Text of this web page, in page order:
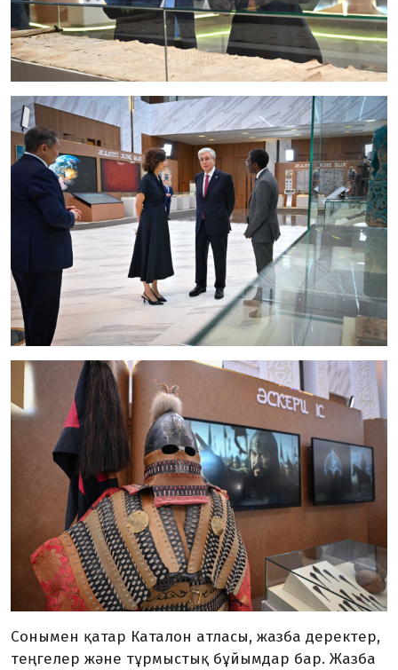
Сонымен қатар Каталон атласы, жазба деректер,
теңгелер және тұрмыстық бұйымдар бар. Жазба